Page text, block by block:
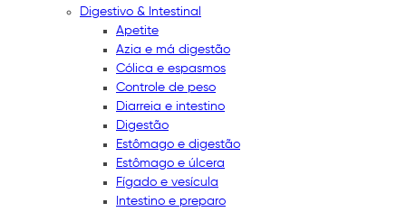
Digestivo & Intestinal
Apetite
Azia e má digestão
Cólica e espasmos
Controle de peso
Diarreia e intestino
Digestão
Estômago e digestão
Estômago e úlcera
Fígado e vesícula
Intestino e preparo